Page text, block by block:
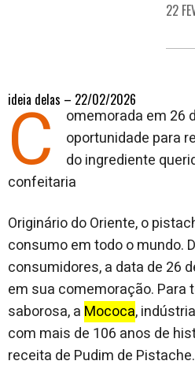
22
ideia delas – 22/02/2026
C
omemorada em 26
oportunidade para
do ingrediente
confeitaria
Originário do Oriente, o
consumo em todo o mundo.
consumidores, a data de 26
em sua comemoração. Para
saborosa, a Mococa,
com mais de 106 anos de
receita de Pudim de Pistache.